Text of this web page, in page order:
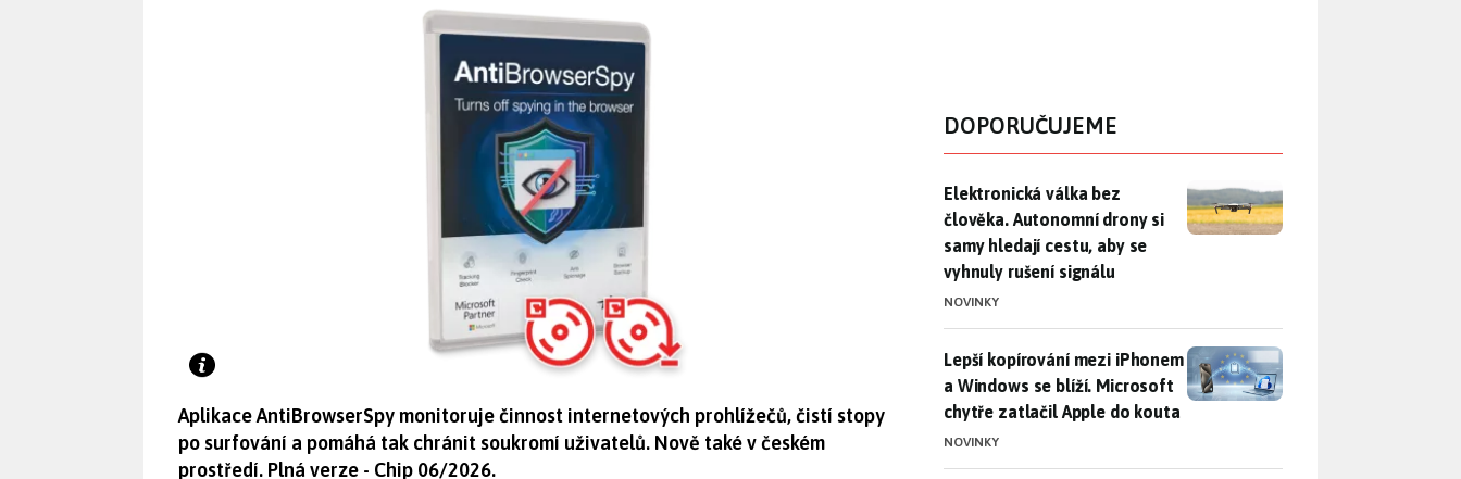
Aplikace AntiBrowserSpy monitoruje činnost internetových prohlížečů, čistí stopy
po surfování a pomáhá tak chránit soukromí uživatelů. Nově také v českém
prostředí. Plná verze - Chip 06/2026.
DOPORUČUJEME
Elektronická válka bez člověka. Autonomní drony si samy hledají
Elektronická válka bez
člověka. Autonomní drony si
samy hledají cestu, aby se
vyhnuly rušení signálu
NOVINKY
Lepší kopírování mezi iPhonem a Windows se blíží. Microsoft
Lepší kopírování mezi iPhonem
a Windows se blíží. Microsoft
chytře zatlačil Apple do kouta
NOVINKY